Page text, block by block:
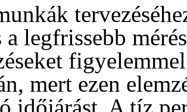
a legfrissebb
mert ezen
időjárást. A tíz